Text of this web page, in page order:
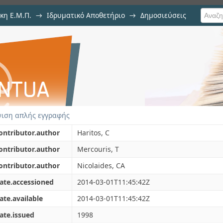
Ε.Μ.Π. → Ιδρυματικό Αποθετήριο → Δημοσιεύσεις
cross sections of
threshold, from the many-
απλής εγγραφής
Haritos, C
Mercouris, T
Nicolaides, CA
2014-03-01T11:45:42Z
2014-03-01T11:45:42Z
1998